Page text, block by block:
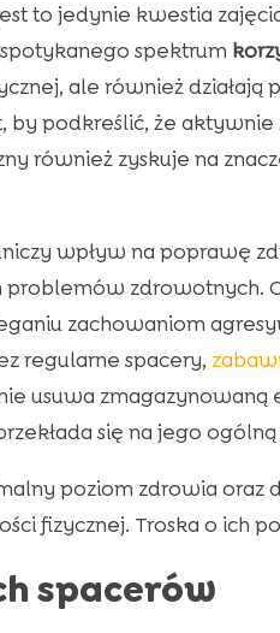
to jedynie kwestia
spektrum
ale również działają
by podkreślić, że
również zyskuje na
wpływ na poprawę
zdrowotnych.
zachowaniom
regularne spacery,
usuwa zmagazynowaną
się na jego
poziom zdrowia oraz
fizycznej. Troska o ich
spacerów